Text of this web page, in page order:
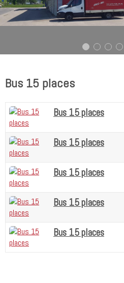
Bus 15 places
Bus 15 places
Bus 15 places
Bus 15 places
Bus 15 places
Bus 15 places